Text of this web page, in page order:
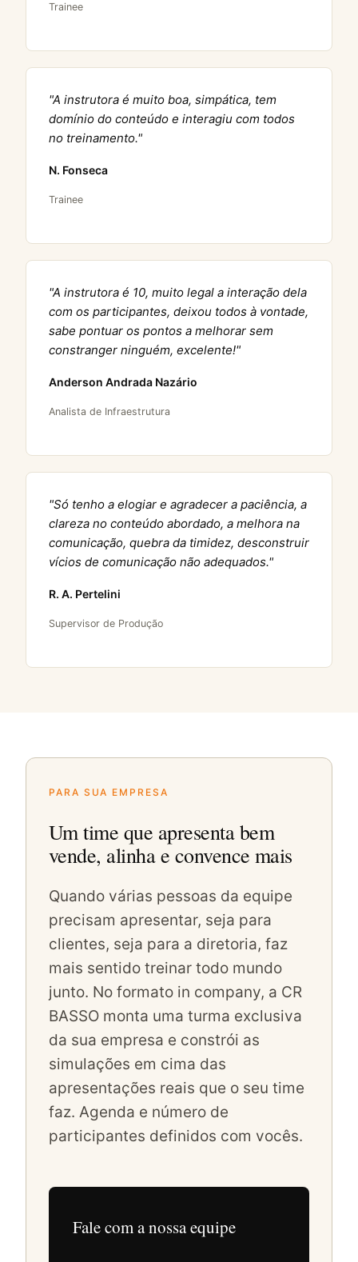
Trainee
"A instrutora é muito boa, simpática, tem
domínio do conteúdo e interagiu com todos
no treinamento."
N. Fonseca
Trainee
"A instrutora é 10, muito legal a interação dela
com os participantes, deixou todos à vontade,
sabe pontuar os pontos a melhorar sem
constranger ninguém, excelente!"
Anderson Andrada Nazário
Analista de Infraestrutura
"Só tenho a elogiar e agradecer a paciência, a
clareza no conteúdo abordado, a melhora na
comunicação, quebra da timidez, desconstruir
vícios de comunicação não adequados."
R. A. Pertelini
Supervisor de Produção
PARA SUA EMPRESA
Um time que apresenta bem
vende, alinha e convence mais
Quando várias pessoas da equipe
precisam apresentar, seja para
clientes, seja para a diretoria, faz
mais sentido treinar todo mundo
junto. No formato in company, a CR
BASSO monta uma turma exclusiva
da sua empresa e constrói as
simulações em cima das
apresentações reais que o seu time
faz. Agenda e número de
participantes definidos com vocês.
Fale com a nossa equipe